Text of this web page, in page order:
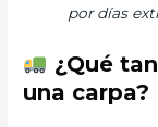
por días
¿Qué
una carpa?